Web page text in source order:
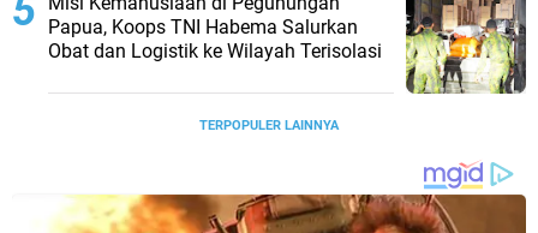
Papua, Koops TNI Habema Salurkan
Obat dan Logistik ke Wilayah Terisolasi
TERPOPULER LAINNYA